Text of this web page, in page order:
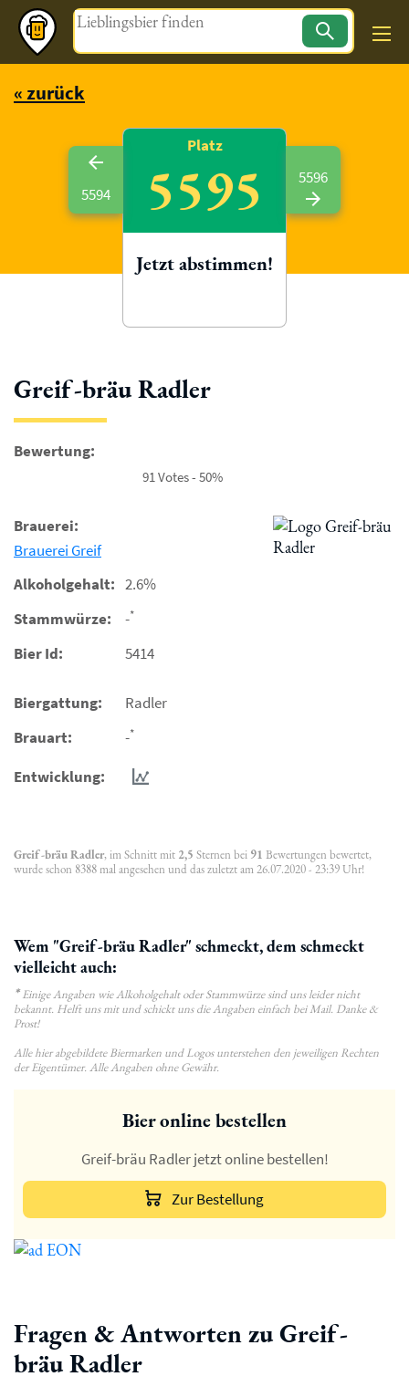
Magazin
« zurück
Greif-bräu Radler
Bewertung:
91 Votes - 50%
Brauerei:
Brauerei Greif
Alkoholgehalt: 2.6%
Stammwürze:
-*
Bier Id: 5414
Biergattung:
Radler
Brauart:
-*
Entwicklung:
Greif-bräu Radler, im Schnitt mit 2,5 Sternen bei 91 Bewertungen bewertet,
wurde schon 8388 mal angesehen und das zuletzt am 26.07.2020 - 23:39 Uhr!
Wem "Greif-bräu Radler" schmeckt, dem schmeckt
vielleicht auch:
*Einige Angaben wie Alkoholgehalt oder Stammwürze sind uns leider nicht
bekannt. Helft uns mit und schickt uns die Angaben einfach bei Mail. Danke &
Prost!
Alle hier abgebildete Biermarken und Logos unterstehen den jeweiligen Rechten
der Eigentümer. Alle Angaben ohne Gewähr.
5594
Platz
5595
Jetzt abstimmen!
5596
Bier online bestellen
Greif-bräu Radler jetzt online bestellen!
Zur Bestellung
Fragen & Antworten zu Greif-
bräu Radler